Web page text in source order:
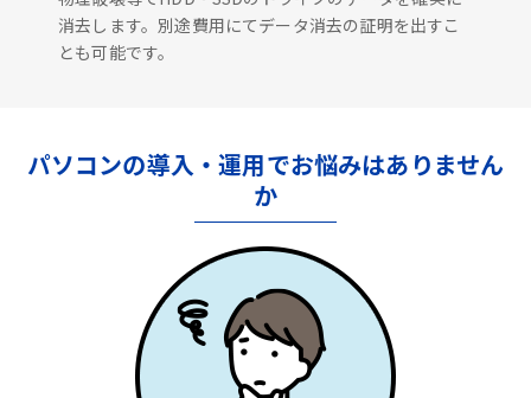
消去します。別途費用にてデータ消去の証明を出すこ
とも可能です。
パソコンの導入・運用でお悩みはありません
か